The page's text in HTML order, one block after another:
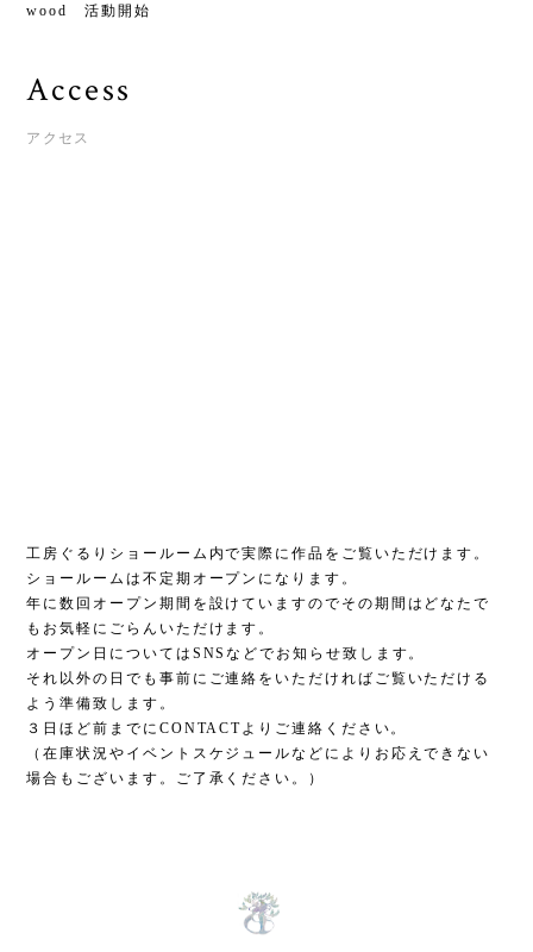
wood 活動開始
Access
アクセス
工房ぐるりショールーム内で実際に作品をご覧いただけます。
ショールームは不定期オープンになります。
年に数回オープン期間を設けていますのでその期間はどなたで
もお気軽にごらんいただけます。
オープン日についてはSNSなどでお知らせ致します。
それ以外の日でも事前にご連絡をいただければご覧いただける
よう準備致します。
３日ほど前までにCONTACTよりご連絡ください。
（在庫状況やイベントスケジュールなどによりお応えできない
場合もございます。ご了承ください。）